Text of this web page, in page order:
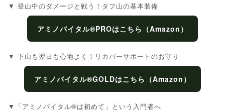
▼ 登山中のダメージと戦う！タフ山の基本装備
アミノバイタル®PROはこちら（Amazon）
▼ 下山も翌日も心地よく！リカバーサポートのお守り
アミノバイタル®GOLDはこちら（Amazon）
▼「アミノバイタル®は初めて」という入門者へ